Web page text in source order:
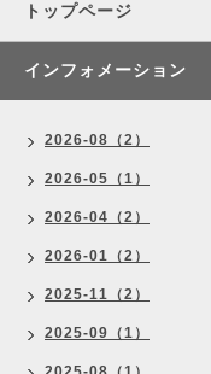
トップページ
インフォメーション
2026-08（2）
2026-05（1）
2026-04（2）
2026-01（2）
2025-11（2）
2025-09（1）